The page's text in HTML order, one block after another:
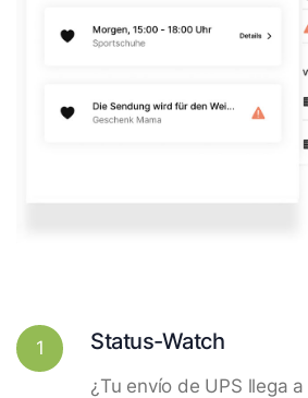
1 Status-Watch
¿Tu envío de UPS llega